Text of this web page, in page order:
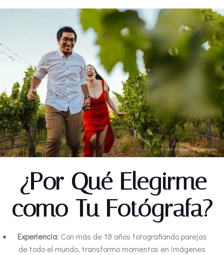
¿Por Qué Elegirme
como Tu Fotógrafa?
Experiencia: Con más de 18 años fotografiando parejas
de todo el mundo, transformo momentos en imágenes